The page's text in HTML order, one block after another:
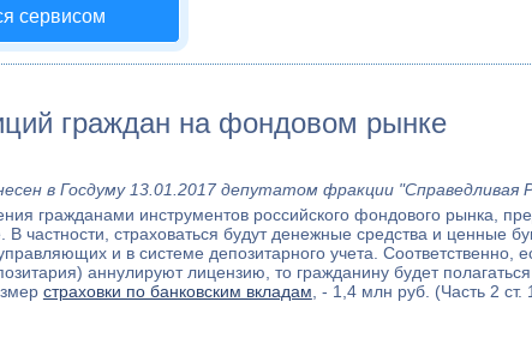
сервисом
граждан на фондовом рынке
в Госдуму 13.01.2017 депутатом фракции "Справедливая
гражданами инструментов российского фондового рынка,
В частности, страховаться будут денежные средства и
и в системе депозитарного учета. Соответственно,
аннулируют лицензию, то гражданину будет
страховки по банковским вкладам , - 1,4 млн руб. (Часть 2